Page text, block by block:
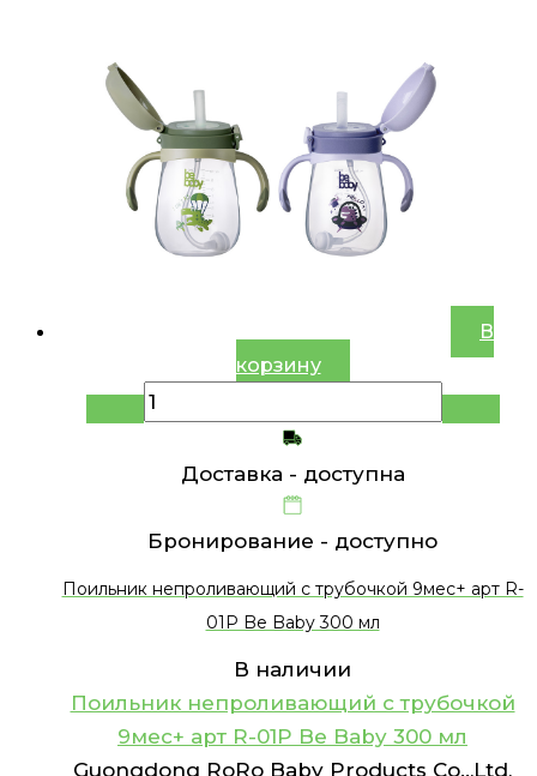
В
корзину
Доставка - доступна
Бронирование - доступно
Поильник непроливающий с трубочкой 9мес+ арт R-
01P Be Baby 300 мл
В наличии
Поильник непроливающий с трубочкой
9мес+ арт R-01P Be Baby 300 мл
Guongdong RoRo Baby Products Co..,Ltd,